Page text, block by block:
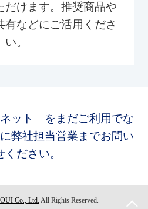
だけます。推奨商品や
有などにご活用くださ
い。
ット」をまだご利用でな
弊社担当営業までお問い
ください。
Co., Ltd. All Rights Reserved.